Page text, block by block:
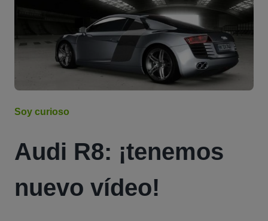
Soy curioso
Audi R8: ¡tenemos
nuevo vídeo!